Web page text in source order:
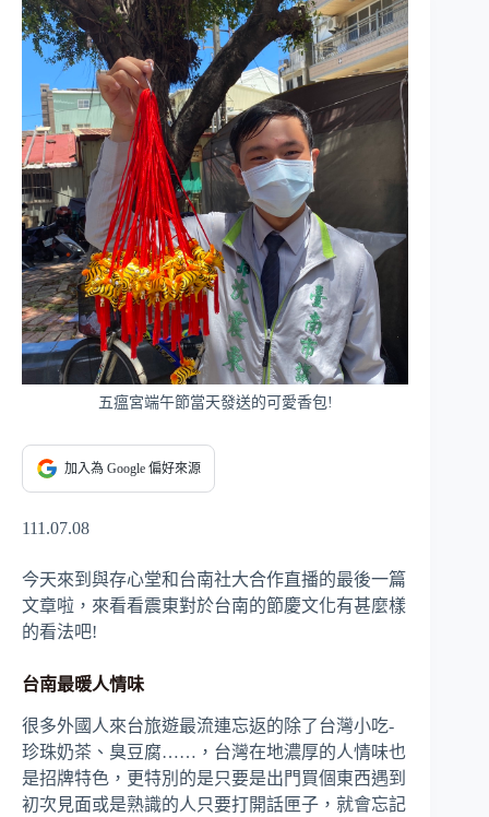
五瘟宮端午節當天發送的可愛香包!
加入為 Google 偏好來源
111.07.08
今天來到與存心堂和台南社大合作直播的最後一篇
文章啦，來看看震東對於台南的節慶文化有甚麼樣
的看法吧!
台南最暖人情味
很多外國人來台旅遊最流連忘返的除了台灣小吃-
珍珠奶茶、臭豆腐……，台灣在地濃厚的人情味也
是招牌特色，更特別的是只要是出門買個東西遇到
初次見面或是熟識的人只要打開話匣子，就會忘記